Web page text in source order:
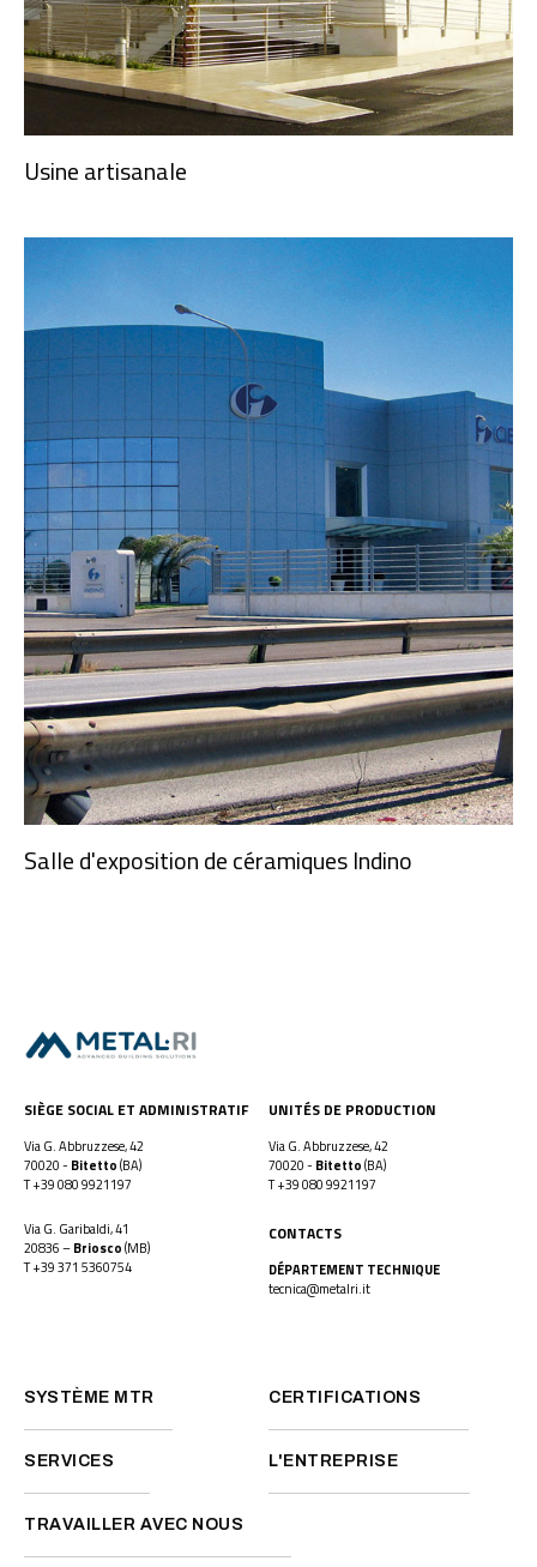
Usine artisanale
Salle d'exposition de céramiques Indino
SIÈGE SOCIAL ET ADMINISTRATIF
Via G. Abbruzzese, 42
70020 - Bitetto(BA)
T+39 080 9921197
UNITÉS DE PRODUCTION
Via G. Abbruzzese, 42
70020 - Bitetto(BA)
T+39 080 9921197
Via G. Garibaldi, 41
20836 –Briosco(MB)
T+39 371 5360754
CONTACTS
DÉPARTEMENT TECHNIQUE
tecnica@metalri.it
SYSTÈME MTR CERTIFICATIONS
SERVICES L'ENTREPRISE
TRAVAILLER AVEC NOUS